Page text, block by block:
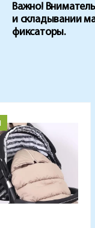
Важно!
и складывании
фиксаторы.